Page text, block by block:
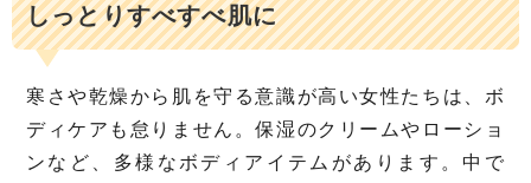
しっとりすべすべ肌に
寒さや乾燥から肌を守る意識が高い女性たちは、ボ
ディケアも怠りません。保湿のクリームやローショ
ンなど、多様なボディアイテムがあります。中で